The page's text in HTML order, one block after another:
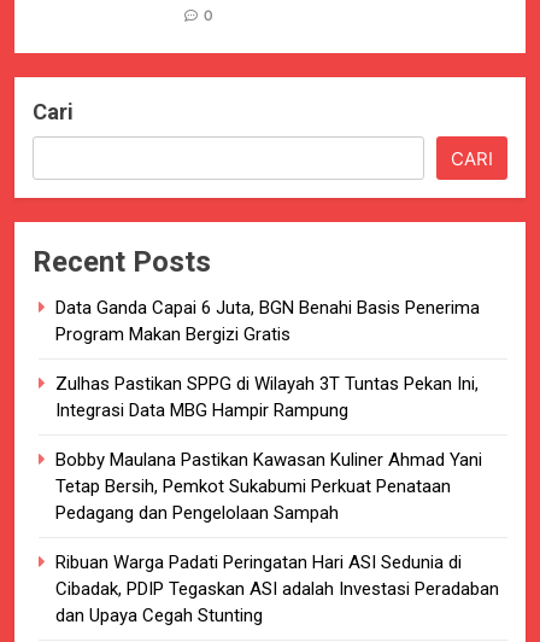
0
Cari
CARI
Recent Posts
Data Ganda Capai 6 Juta, BGN Benahi Basis Penerima
Program Makan Bergizi Gratis
Zulhas Pastikan SPPG di Wilayah 3T Tuntas Pekan Ini,
Integrasi Data MBG Hampir Rampung
Bobby Maulana Pastikan Kawasan Kuliner Ahmad Yani
Tetap Bersih, Pemkot Sukabumi Perkuat Penataan
Pedagang dan Pengelolaan Sampah
Ribuan Warga Padati Peringatan Hari ASI Sedunia di
Cibadak, PDIP Tegaskan ASI adalah Investasi Peradaban
dan Upaya Cegah Stunting